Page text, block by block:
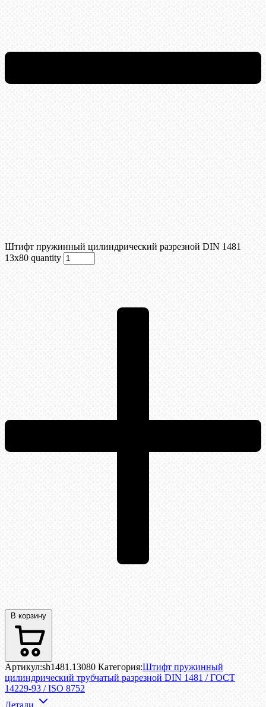
Штифт пружинный цилиндрический разрезной DIN 1481
13х80 quantity
В корзину
Артикул:sh1481.13080 Категория:Штифт пружинный
цилиндрический трубчатый разрезной DIN 1481 / ГОСТ
14229-93 / ISO 8752